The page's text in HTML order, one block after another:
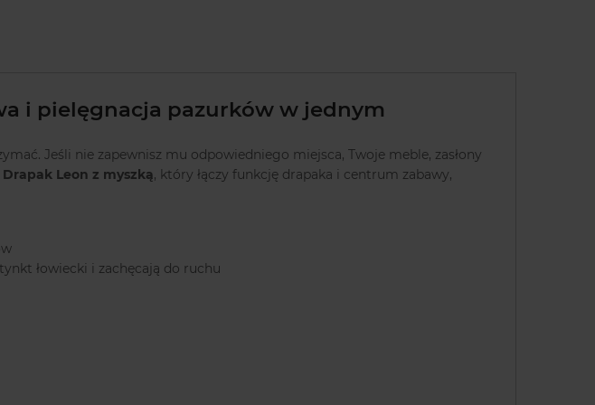
i pielęgnacja pazurków w jednym
Jeśli nie zapewnisz mu odpowiedniego miejsca, Twoje meble, zasłony
Drapak Leon z myszką, który łączy funkcję drapaka i centrum zabawy,
łowiecki i zachęcają do ruchu